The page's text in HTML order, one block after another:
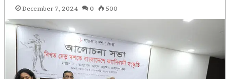
December 7, 2024 0 500